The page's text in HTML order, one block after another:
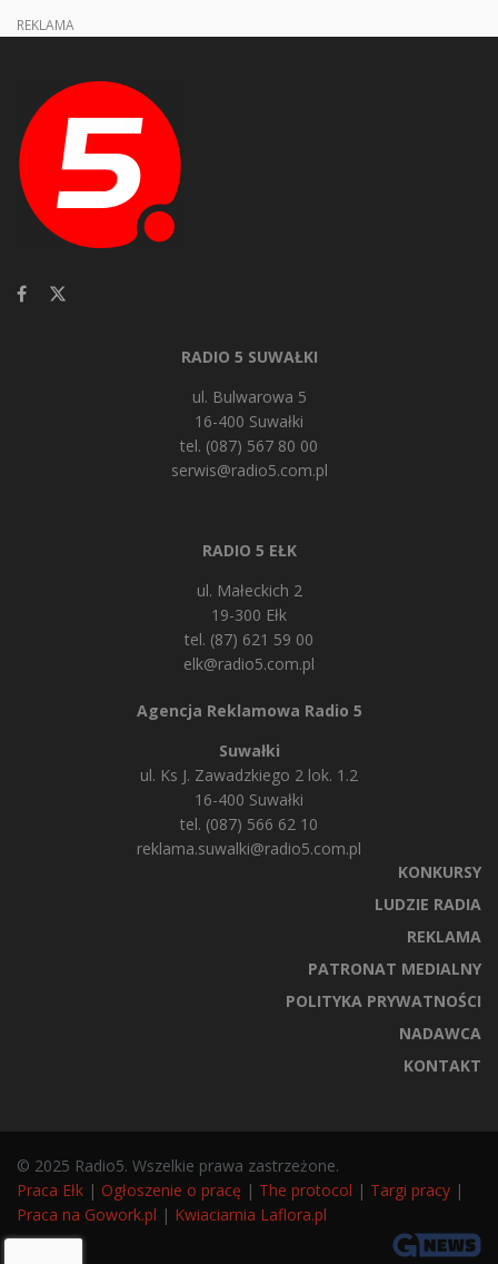
REKLAMA
RADIO 5 SUWAŁKI
ul. Bulwarowa 5
16-400 Suwałki
tel. (087) 567 80 00
serwis@radio5.com.pl
RADIO 5 EŁK
ul. Małeckich 2
19-300 Ełk
tel. (87) 621 59 00
elk@radio5.com.pl
Agencja Reklamowa Radio 5
Suwałki
ul. Ks J. Zawadzkiego 2 lok. 1.2
16-400 Suwałki
tel. (087) 566 62 10
reklama.suwalki@radio5.com.pl
KONKURSY
LUDZIE RADIA
REKLAMA
PATRONAT MEDIALNY
POLITYKA PRYWATNOŚCI
NADAWCA
KONTAKT
© 2025 Radio5. Wszelkie prawa zastrzeżone.
Praca Ełk | Ogłoszenie o pracę | The protocol | Targi pracy |
Praca na Gowork.pl | Kwiaciarnia Laflora.pl